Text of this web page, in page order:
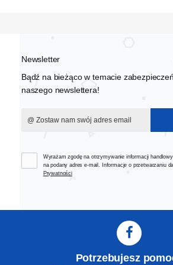
Newsletter
Bądź na bieżąco w temacie
naszego newslettera!
Wyrażam zgodę na otrzymywanie informacji
na podany adres e-mail. Informacje o przetwarzaniu
Prywatności
Potrzebujesz